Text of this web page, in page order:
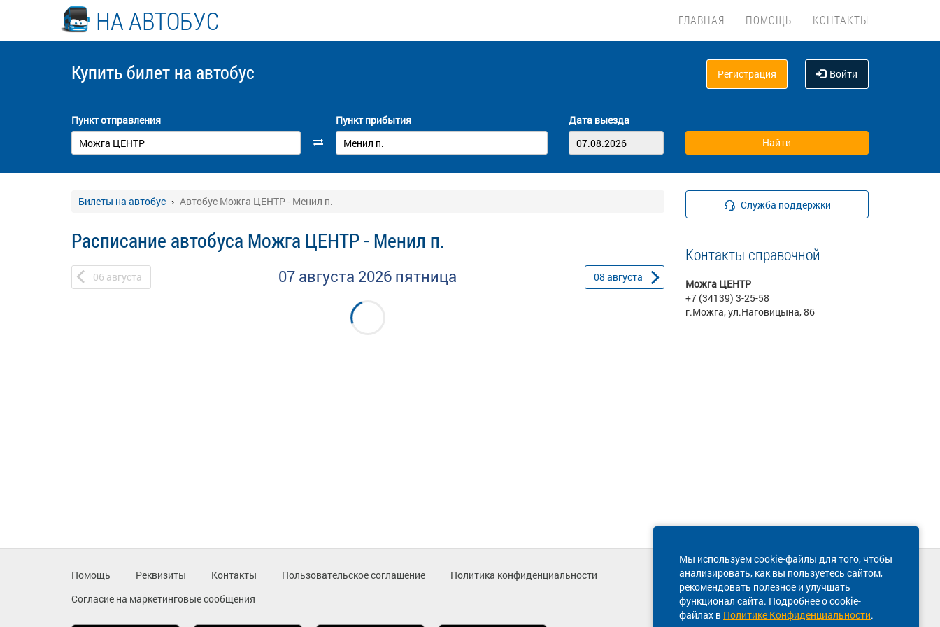
НА АВТОБУС ГЛАВНАЯ ПОМОЩЬ КОНТАКТЫ
Купить билет на автобус Регистрация Войти
Пункт отправления Пункт прибытия Дата выезда
Билеты на автобус Автобус Можга ЦЕНТР - Менил п.
Расписание автобуса Можга ЦЕНТР - Менил п.
06 августа 07 августа 2026 пятница 08 августа
Служба поддержки
Контакты справочной
Можга ЦЕНТР
+7 (34139) 3-25-58
г.Можга, ул.Наговицына, 86
Мы используем cookie-файлы для того, чтобы
анализировать, как вы пользуетесь сайтом,
рекомендовать полезное и улучшать
функционал сайта. Подробнее о cookie-
файлах в Политике Конфиденциальности.
Помощь Реквизиты Контакты Пользовательское соглашение
Политика конфиденциальности
Согласие на маркетинговые сообщения
Техническая поддержка сайта
8 800 600-03-38